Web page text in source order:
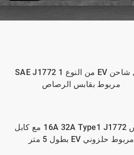
كابل شاحن EV من النوع 1 SAE J1772
مربوط بقابس الرصاص
قابس 16A 32A Type1 J1772 مع كابل
مربوط حلزوني EV بطول 5 متر